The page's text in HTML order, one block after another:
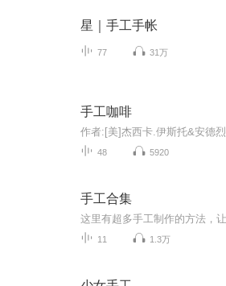
星｜手工手帐
77 31万
手工咖啡
48 5920
手工合集
11 1.3万